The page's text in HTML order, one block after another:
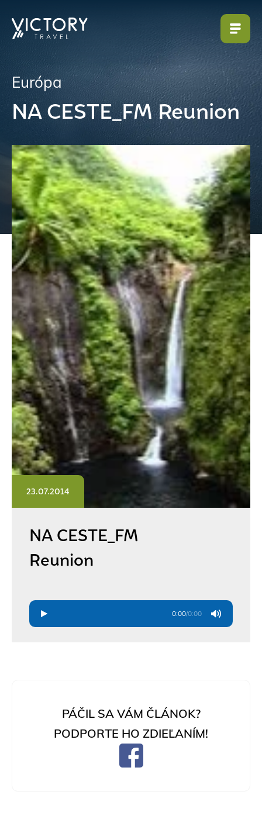
Európa
NA CESTE_FM Reunion
NA CESTE_FM
Reunion
0:00/0:00
23.07.2014
PÁČIL SA VÁM ČLÁNOK?
PODPORTE HO ZDIEĽANÍM!